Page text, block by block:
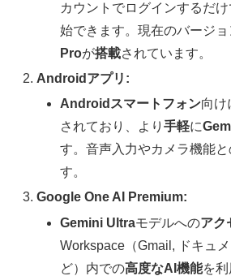
カウントでログインするだ
始できます。現在のバージ
Proが搭載されています。
Androidアプリ:
Androidスマートフォン向け
されており、より手軽に
す。音声入力やカメラ機能
す。
Google One AI Premium:
Gemini Ultraモデルへのアク
Workspace（Gmail, ドキュ
ど）内での高度なAI機能を利